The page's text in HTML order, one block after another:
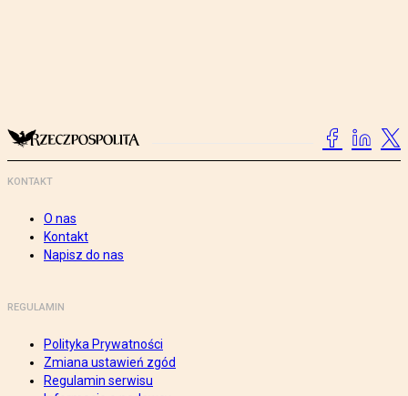
KONTAKT
O nas
Kontakt
Napisz do nas
REGULAMIN
Polityka Prywatności
Zmiana ustawień zgód
Regulamin serwisu